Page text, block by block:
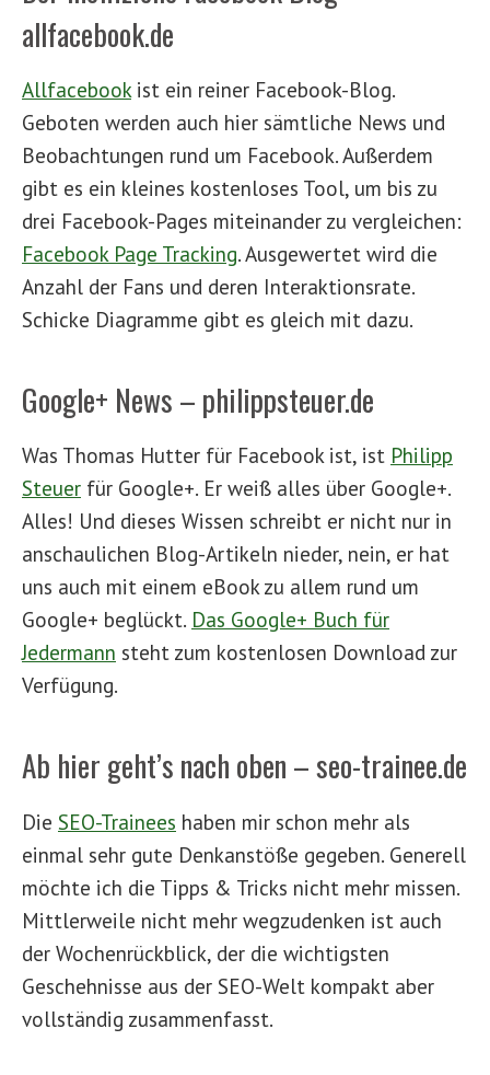
allfacebook.de
Allfacebook ist ein reiner Facebook-Blog.
Geboten werden auch hier sämtliche News und
Beobachtungen rund um Facebook. Außerdem
gibt es ein kleines kostenloses Tool, um bis zu
drei Facebook-Pages miteinander zu vergleichen:
Facebook Page Tracking. Ausgewertet wird die
Anzahl der Fans und deren Interaktionsrate.
Schicke Diagramme gibt es gleich mit dazu.
Google+ News – philippsteuer.de
Was Thomas Hutter für Facebook ist, ist Philipp
Steuer für Google+. Er weiß alles über Google+.
Alles! Und dieses Wissen schreibt er nicht nur in
anschaulichen Blog-Artikeln nieder, nein, er hat
uns auch mit einem eBook zu allem rund um
Google+ beglückt. Das Google+ Buch für
Jedermann steht zum kostenlosen Download zur
Verfügung.
Ab hier geht’s nach oben – seo-trainee.de
Die SEO-Trainees haben mir schon mehr als
einmal sehr gute Denkanstöße gegeben. Generell
möchte ich die Tipps & Tricks nicht mehr missen.
Mittlerweile nicht mehr wegzudenken ist auch
der Wochenrückblick, der die wichtigsten
Geschehnisse aus der SEO-Welt kompakt aber
vollständig zusammenfasst.